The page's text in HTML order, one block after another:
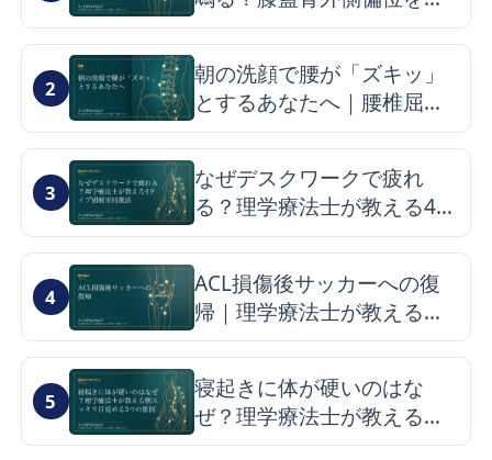
学療法士が解説
2
朝の洗顔で腰が「ズキッ」
とするあなたへ｜腰椎屈曲
症候群の仕組みと改善のヒ
ント
3
なぜデスクワークで疲れ
る？理学療法士が教える4タ
イプ別疲労回復法
4
ACL損傷後サッカーへの復
帰｜理学療法士が教える最
短ロードマップと再発予防
5
寝起きに体が硬いのはな
ぜ？理学療法士が教える朝
スッキリ目覚める3つの原因